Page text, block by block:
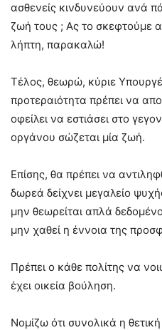
ασθενείς κινδυνεύουν ανά
ζωή τους ; Ας το σκεφτούμε
λήπτη, παρακαλώ!
Τέλος, θεωρώ, κύριε
προτεραιότητα πρέπει να
οφείλει να εστιάσει στο
οργάνου σώζεται μία ζωή.
Επίσης, θα πρέπει να
δωρεά δείχνει μεγαλείο
μην θεωρείται απλά
μην χαθεί η έννοια της
Πρέπει ο κάθε πολίτης να
έχει οικεία βούληση.
Νομίζω ότι συνολικά η